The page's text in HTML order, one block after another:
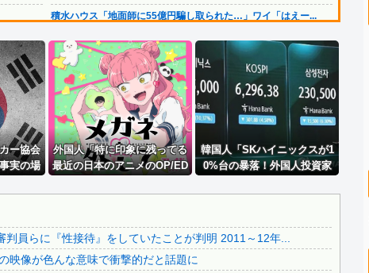
宣...
市...
」と...
2....
い
い…...
2....
は普...
大本...
積水ハウス「地面師に55億円騙し取られた…」ワイ「はえー...
【速報】 イオンモール熊本の爆発原因が判明！！！！
【速報】 俳優・佐藤二郎さんX更新、フジテレビと縁切り宣...
エネ夫に離婚を突きつけたら私の職場(法律事務所)に乗り込...
【必見動画】熊本総合病院 地震発生時の手術室の映像が色ん...
年収1500万の父が退職。父「退職金も渡したよな？」母「...
【悲報】 熊本県知事、報道陣土足取材にマジギレ「遺族や被...
【悲報】 元フジテレビ渡邊渚さん、『地獄』に逆戻りしてし...
【悲報】 渡邊渚さん「キスしろよ」のヤジでPTSD発症時...
【超絶朗報】「れいわ新選組」改め、新党「いのちの党」爆誕...
【移民政策反対】イオンの売り場で唐揚げを食う中国人の子供
ー協会
実の場
ﾙﾌﾞﾙ」
外国人「特に印象に残ってる
最近の日本のアニメのOP/ED
とないわ」（海外の反応）
韓国人「SKハイニックスが1
0%台の暴落！外国人投資家
スピが4%を超える大幅な下
員らに『性接待』をしていたことが判明 2011～12年...
映像が色んな意味で衝撃的だと話題に